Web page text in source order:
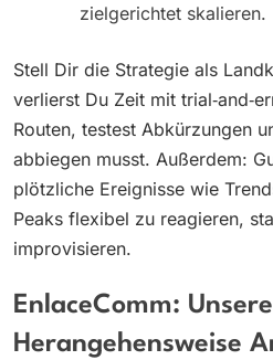
zielgerichtet skalieren.
Stell Dir die Strategie als
verlierst Du Zeit mit
Routen, testest Abkürzungen
abbiegen musst. Außerdem:
plötzliche Ereignisse wie
Peaks flexibel zu reagieren,
improvisieren.
EnlaceComm: Unsere
Herangehensweise